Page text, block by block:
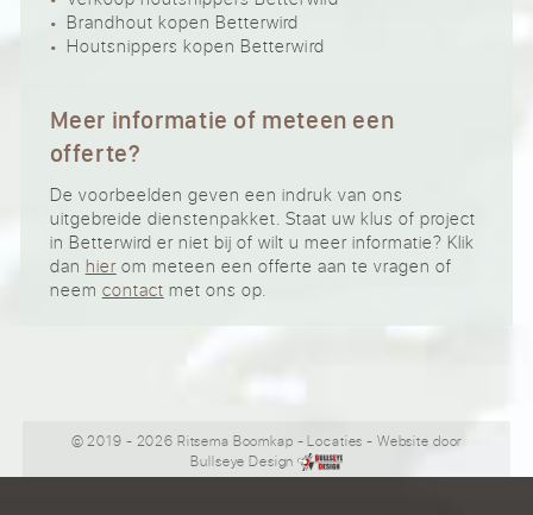
Brandhout kopen Betterwird
Houtsnippers kopen Betterwird
Meer informatie of meteen een
offerte?
De voorbeelden geven een indruk van ons
uitgebreide dienstenpakket. Staat uw klus of project
in Betterwird er niet bij of wilt u meer informatie? Klik
dan hierom meteen een offerte aan te vragen of
neem contact met ons op.
© 2019 - 2026 Ritsema Boomkap -Locaties - Website door
Bullseye Design